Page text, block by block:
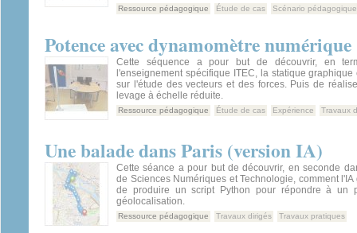
Ressource pédagogique Étude de cas Scénario pédagogique
Potence avec dynamomètre numérique
Cette séquence a pour but de découvrir, en
l'enseignement spécifique ITEC, la statique
sur l'étude des vecteurs et des forces. Puis de
levage à échelle réduite.
Ressource pédagogique Étude de cas Expérience Travaux
Une balade dans Paris (version IA)
Cette séance a pour but de découvrir, en seconde
de Sciences Numériques et Technologie, comment
de produire un script Python pour répondre à un
géolocalisation.
Ressource pédagogique Travaux dirigés Travaux pratiques